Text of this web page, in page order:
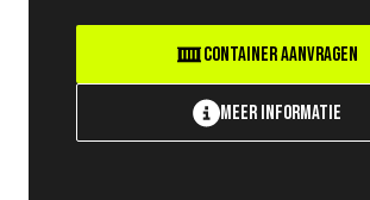
Container aanvragen
Meer informatie